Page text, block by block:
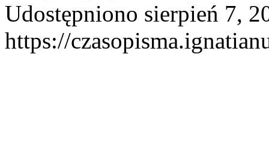
Udostępniono sierpień 7,
https://